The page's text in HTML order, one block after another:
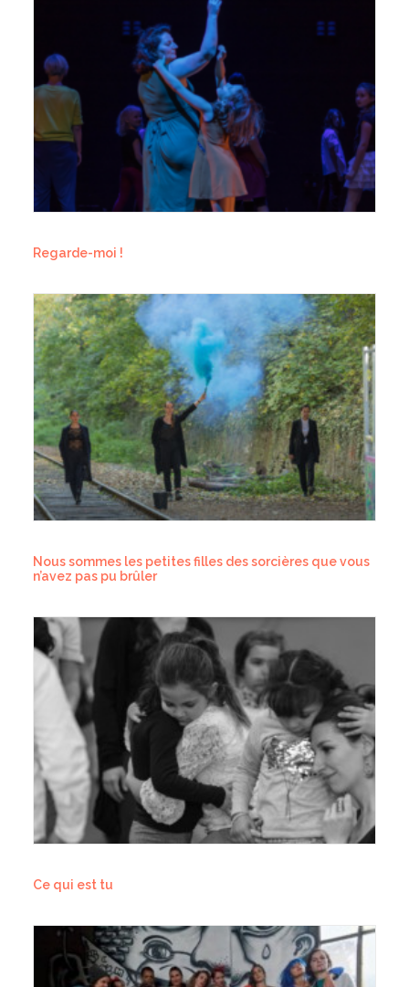
Regarde-moi !
Nous sommes les petites filles des sorcières que vous
n’avez pas pu brûler
Ce qui est tu